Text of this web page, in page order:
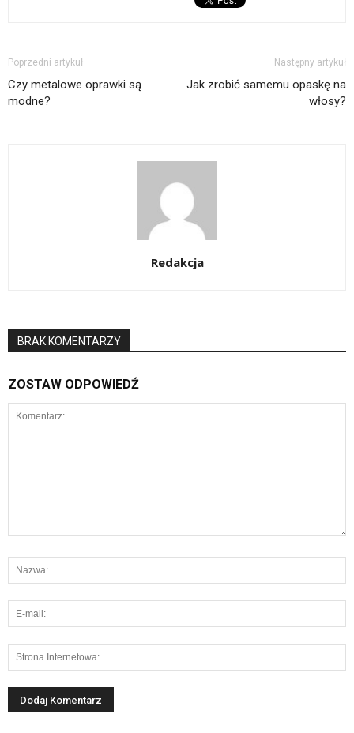
Poprzedni artykuł
Czy metalowe oprawki są
modne?
Następny artykuł
Jak zrobić samemu opaskę na
włosy?
Redakcja
BRAK KOMENTARZY
ZOSTAW ODPOWIEDŹ